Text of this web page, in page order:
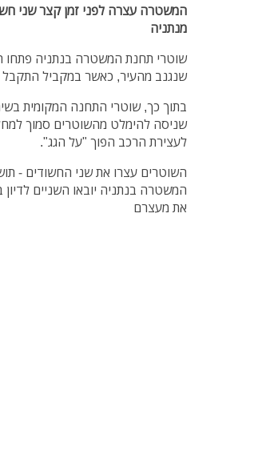
המשטרה עצרה לפני זמן קצר שני
מנתניה
שוטרי תחנת המשטרה בנתניה פתחו
שנגנב מהעיר, כאשר במקביל התקבל
בתוך כך, שוטרי התחנה המקומית
שניסה להימלט מהשוטרים סמוך
לעצירת הרכב הפוך "על הגג".
המשטרה בנתניה יובאו השניים
את מעצרם